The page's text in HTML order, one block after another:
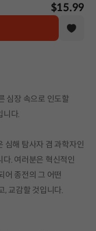
$15.99
심장 속으로 인도할
다.
심해 탐사자 겸 과학자인
. 여러분은 혁신적인
어 종전의 그 어떤
교감할 것입니다.